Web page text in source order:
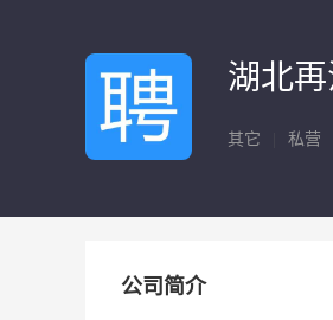
湖北
其它 私营
公司简介